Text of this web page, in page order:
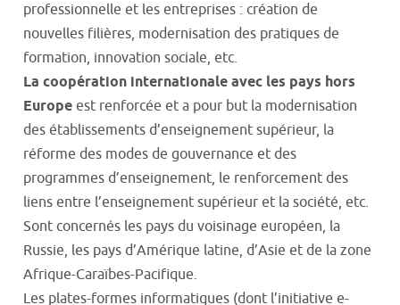
professionnelle et les entreprises : création de
nouvelles filières, modernisation des pratiques de
formation, innovation sociale, etc.
La coopération internationale avec les pays hors
Europe est renforcée et a pour but la modernisation
des établissements d’enseignement supérieur, la
réforme des modes de gouvernance et des
programmes d’enseignement, le renforcement des
liens entre l’enseignement supérieur et la société, etc.
Sont concernés les pays du voisinage européen, la
Russie, les pays d’Amérique latine, d’Asie et de la zone
Afrique-Caraïbes-Pacifique.
Les plates-formes informatiques (dont l’initiative e-